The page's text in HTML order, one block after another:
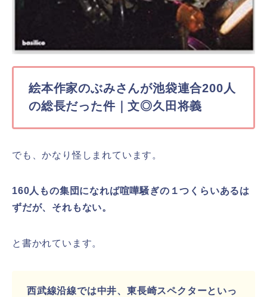
絵本作家のぶみさんが池袋連合200人
の総長だった件｜文◎久田将義
でも、かなり怪しまれています。
160人もの集団になれば喧嘩騒ぎの１つくらいあるは
ずだが、それもない。
と書かれています。
西武線沿線では中井、東長崎スペクターといっ